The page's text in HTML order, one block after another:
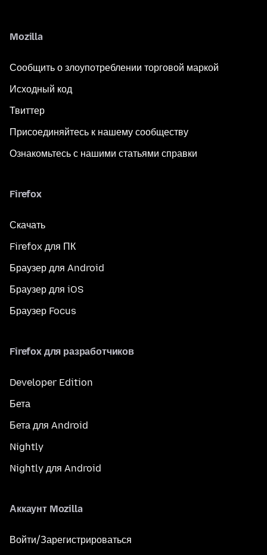
Mozilla
Сообщить о злоупотреблении торговой маркой
Исходный код
Твиттер
Присоединяйтесь к нашему сообществу
Ознакомьтесь с нашими статьями справки
Firefox
Скачать
Firefox для ПК
Браузер для Android
Браузер для iOS
Браузер Focus
Firefox для разработчиков
Developer Edition
Бета
Бета для Android
Nightly
Nightly для Android
Аккаунт Mozilla
Войти/Зарегистрироваться